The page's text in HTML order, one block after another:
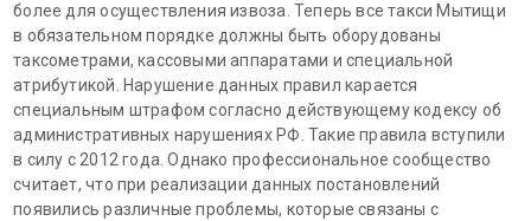
более для осуществления извоза. Теперь все такси Мытищи
в обязательном порядке должны быть оборудованы
таксометрами, кассовыми аппаратами и специальной
атрибутикой. Нарушение данных правил карается
специальным штрафом согласно действующему кодексу об
административных нарушениях РФ. Такие правила вступили
в силу с 2012 года. Однако профессиональное сообщество
считает, что при реализации данных постановлений
появились различные проблемы, которые связаны с